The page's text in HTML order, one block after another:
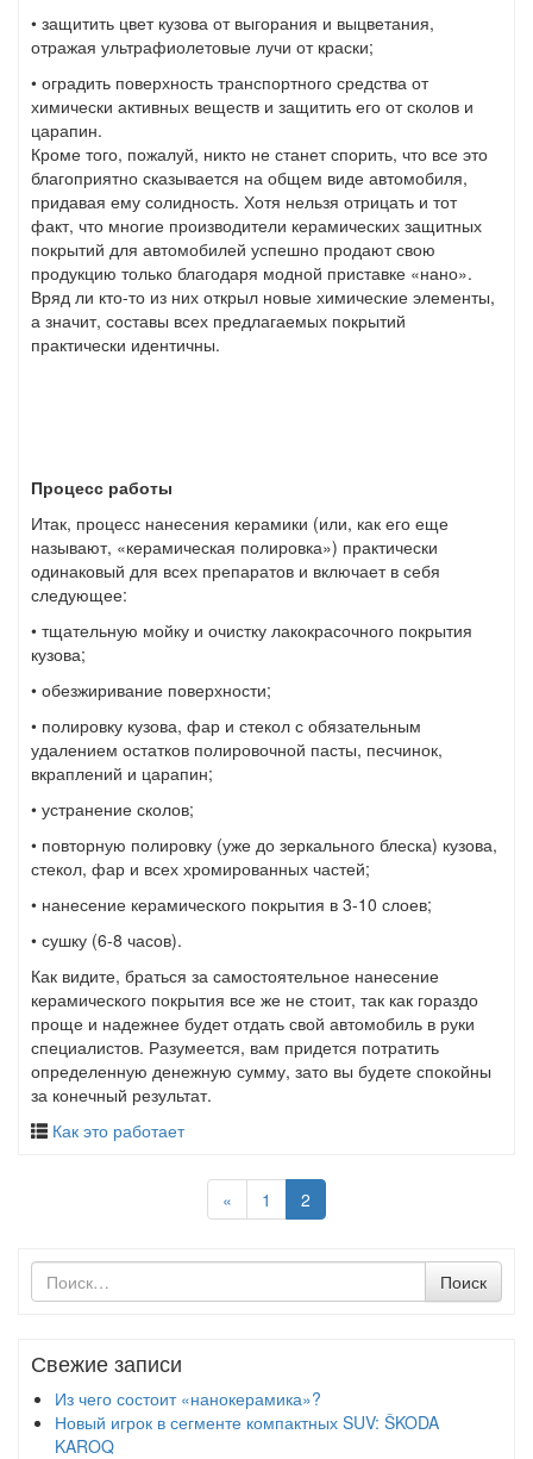
• защитить цвет кузова от выгорания и выцветания,
отражая ультрафиолетовые лучи от краски;
• оградить поверхность транспортного средства от
химически активных веществ и защитить его от сколов и
царапин.
Кроме того, пожалуй, никто не станет спорить, что все это
благоприятно сказывается на общем виде автомобиля,
придавая ему солидность. Хотя нельзя отрицать и тот
факт, что многие производители керамических защитных
покрытий для автомобилей успешно продают свою
продукцию только благодаря модной приставке «нано».
Вряд ли кто-то из них открыл новые химические элементы,
а значит, составы всех предлагаемых покрытий
практически идентичны.
Процесс работы
Итак, процесс нанесения керамики (или, как его еще
называют, «керамическая полировка») практически
одинаковый для всех препаратов и включает в себя
следующее:
• тщательную мойку и очистку лакокрасочного покрытия
кузова;
• обезжиривание поверхности;
• полировку кузова, фар и стекол с обязательным
удалением остатков полировочной пасты, песчинок,
вкраплений и царапин;
• устранение сколов;
• повторную полировку (уже до зеркального блеска) кузова,
стекол, фар и всех хромированных частей;
• нанесение керамического покрытия в 3-10 слоев;
• сушку (6-8 часов).
Как видите, браться за самостоятельное нанесение
керамического покрытия все же не стоит, так как гораздо
проще и надежнее будет отдать свой автомобиль в руки
специалистов. Разумеется, вам придется потратить
определенную денежную сумму, зато вы будете спокойны
за конечный результат.
Как это работает
« 1 2
Поиск
по
Поиск
Свежие записи
Из чего состоит «нанокерамика»?
Новый игрок в сегменте компактных SUV: ŠKODA
KAROQ